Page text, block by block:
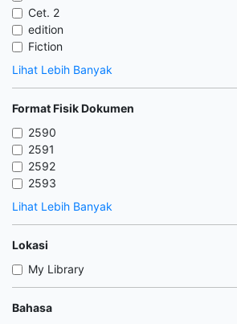
Cet. 2
edition
Fiction
Lihat Lebih Banyak
Format Fisik Dokumen
2590
2591
2592
2593
Lihat Lebih Banyak
Lokasi
My Library
Bahasa